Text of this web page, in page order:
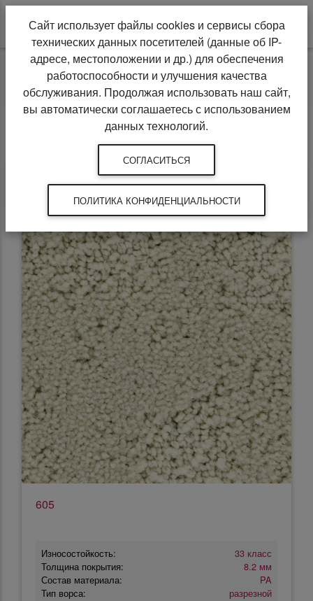
Ковролин
Balsan
Grand Hotel Standard Louvre
Balsan Grand Hotel Standard Louvre
Товары Характеристики Сертификаты
605
Износостойкость:
33 класс
Толщина покрытия:
8.2 мм
Состав материала:
PA
Тип ворса:
разрезной
Сайт использует файлы cookies и сервисы сбора
технических данных посетителей (данные об IP-
адресе, местоположении и др.) для обеспечения
работоспособности и улучшения качества
обслуживания. Продолжая использовать наш сайт,
вы автоматически соглашаетесь с использованием
данных технологий.
СОГЛАСИТЬСЯ
ПОЛИТИКА КОНФИДЕНЦИАЛЬНОСТИ